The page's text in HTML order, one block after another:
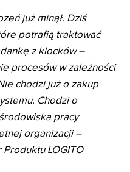
już minął. Dziś
potrafią traktować
z klocków –
procesów w zależności
chodzi już o zakup
Chodzi o
pracy
organizacji –
LOGITO